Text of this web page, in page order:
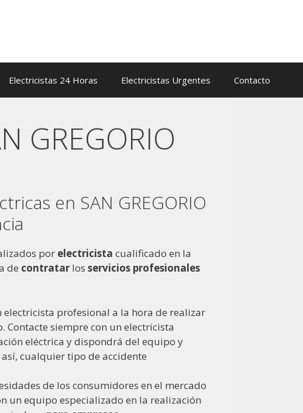
Electricistas 24 Horas Electricistas Urgentes Contacto
GREGORIO
en SAN GREGORIO
por electricista cualificado en la
de contratar los servicios profesionales
profesional a la hora de realizar
Contacte siempre con un electricista
eléctrica y dispondrá del equipo y
cualquier tipo de accidente
de los consumidores en el mercado
un equipo especializado en la realización